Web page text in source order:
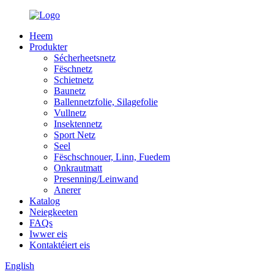
Heem
Produkter
Sécherheetsnetz
Fëschnetz
Schietnetz
Baunetz
Ballennetzfolie, Silagefolie
Vullnetz
Insektennetz
Sport Netz
Seel
Fëschschnouer, Linn, Fuedem
Onkrautmatt
Presenning/Leinwand
Anerer
Katalog
Neiegkeeten
FAQs
Iwwer eis
Kontaktéiert eis
English